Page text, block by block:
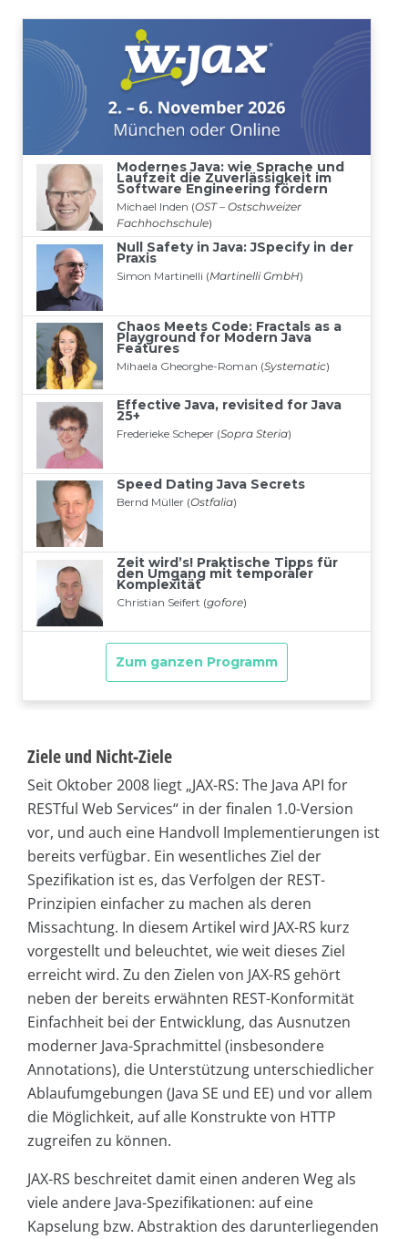
Ziele und Nicht-Ziele
Seit Oktober 2008 liegt „JAX-RS: The Java API for
RESTful Web Services“ in der finalen 1.0-Version
vor, und auch eine Handvoll Implementierungen ist
bereits verfügbar. Ein wesentliches Ziel der
Spezifikation ist es, das Verfolgen der REST-
Prinzipien einfacher zu machen als deren
Missachtung. In diesem Artikel wird JAX-RS kurz
vorgestellt und beleuchtet, wie weit dieses Ziel
erreicht wird. Zu den Zielen von JAX-RS gehört
neben der bereits erwähnten REST-Konformität
Einfachheit bei der Entwicklung, das Ausnutzen
moderner Java-Sprachmittel (insbesondere
Annotations), die Unterstützung unterschiedlicher
Ablaufumgebungen (Java SE und EE) und vor allem
die Möglichkeit, auf alle Konstrukte von HTTP
zugreifen zu können.
JAX-RS beschreitet damit einen anderen Weg als
viele andere Java-Spezifikationen: auf eine
Kapselung bzw. Abstraktion des darunterliegenden